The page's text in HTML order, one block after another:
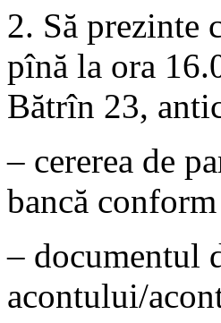
2. Să prezinte
pînă la ora
Bătrîn 23,
– cererea de
bancă
– documentul
acontului/